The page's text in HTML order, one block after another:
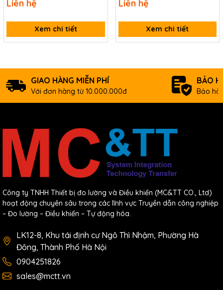
Documents
143N-
H CR
4.3" Touch HMI Device with 2 x RS-232/RS-485,
Ethernet (PoE), RTC and USB Download Port
(RoHS)
ICP DAS VPD-133 CR
Liên hệ
Xem chi tiết
Liên hệ
Xem chi tiết
GIAO HÀNG MIỄN PHÍ
Với đơn hàng từ 10.000.000đ
BẢO
Bảo
Công ty TNHH Thiết bị đo lường và Điều khiển (MC&TT CO., Ltd)
hoạt động chuyên sâu trong các lĩnh vực Truyền dẫn công nghiệp
– Đo lường – Điều khiển – Tự động hóa.
LK12-8, Khu tái định cư Ngô Thì Nhậm, Phường Hà
Đông, Thành Phố Hà Nội
0904251826
sales@mctt.vn